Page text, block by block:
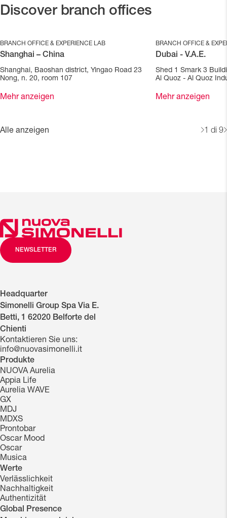
Discover branch offices
Alle anzeigen 1 di 9
BRANCH OFFICE & EXPERIENCE LAB
Shanghai – China
Shanghai, Baoshan district, Yingao Road 23
Nong, n. 20, room 107
Mehr anzeigen
BRANCH OFFICE &
Dubai - V.A.E.
Shed 1 Smark 3
Al Quoz - Al Quoz
Mehr anzeigen
NEWSLETTER
Headquarter
Simonelli Group Spa Via E.
Betti, 1 62020 Belforte del
Chienti
Kontaktieren Sie uns:
info@nuovasimonelli.it
Produkte
NUOVA Aurelia
Appia Life
Aurelia WAVE
GX
MDJ
MDXS
Prontobar
Oscar Mood
Oscar
Musica
Werte
Verlässlichkeit
Nachhaltigkeit
Authentizität
Global Presence